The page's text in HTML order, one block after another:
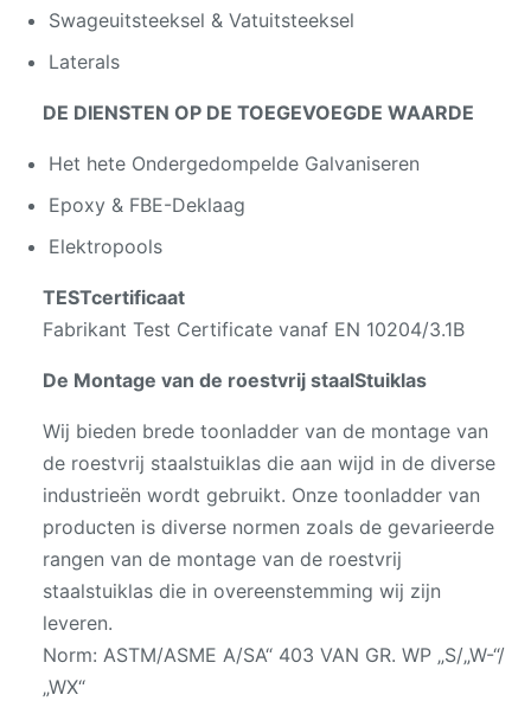
Swageuitsteeksel & Vatuitsteeksel
Laterals
DE DIENSTEN OP DE TOEGEVOEGDE WAARDE
Het hete Ondergedompelde Galvaniseren
Epoxy & FBE-Deklaag
Elektropools
TESTcertificaat
Fabrikant Test Certificate vanaf EN 10204/3.1B
De Montage van de roestvrij staalStuiklas
Wij bieden brede toonladder van de montage van
de roestvrij staalstuiklas die aan wijd in de diverse
industrieën wordt gebruikt. Onze toonladder van
producten is diverse normen zoals de gevarieerde
rangen van de montage van de roestvrij
staalstuiklas die in overeenstemming wij zijn
leveren.
Norm: ASTM/ASME A/SA“ 403 VAN GR. WP „S/„W-“/
„WX“